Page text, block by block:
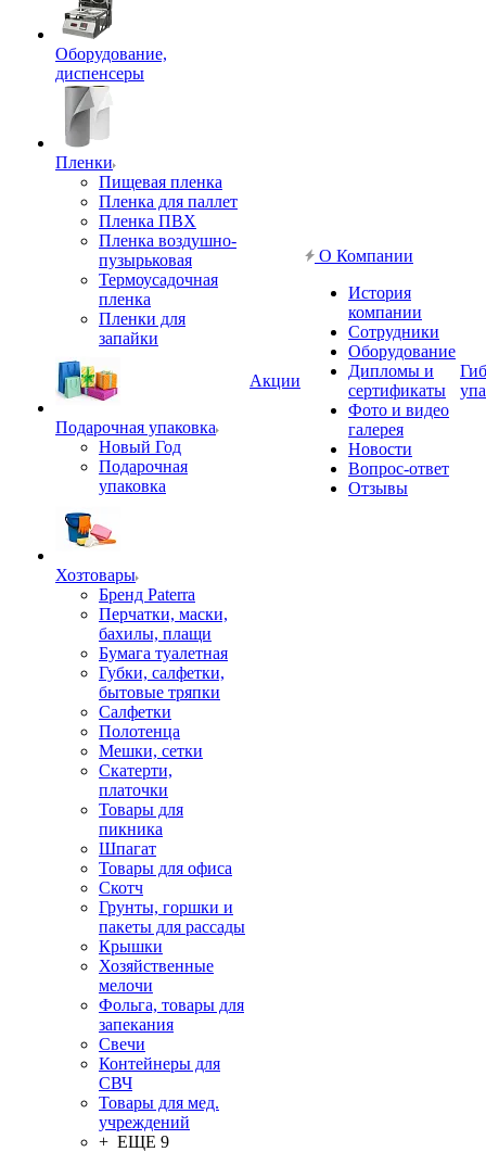
Оборудование,
диспенсеры
Пленки
Пищевая пленка
Пленка для паллет
Пленка ПВХ
Пленка воздушно-
пузырьковая
Термоусадочная
пленка
Пленки для
запайки
Подарочная упаковка
Новый Год
Подарочная
упаковка
Хозтовары
Бренд Paterra
Перчатки, маски,
бахилы, плащи
Бумага туалетная
Губки, салфетки,
бытовые тряпки
Салфетки
Полотенца
Мешки, сетки
Скатерти,
платочки
Товары для
пикника
Шпагат
Товары для офиса
Скотч
Грунты, горшки и
пакеты для рассады
Крышки
Хозяйственные
мелочи
Фольга, товары для
запекания
Свечи
Контейнеры для
СВЧ
Товары для мед.
учреждений
+ ЕЩЕ 9
Акции
О Компании
История
компании
Сотрудники
Оборудование
Дипломы и
сертификаты
Фото и видео
галерея
Новости
Вопрос-ответ
Отзывы